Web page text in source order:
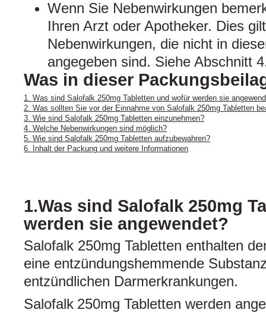
Wenn Sie Nebenwirkungen
Ihren Arzt oder Apotheker. Dies
Nebenwirkungen, die nicht in
angegeben sind. Siehe Abschnitt
Was in dieser
1. Was sind Salofalk 250mg Tabletten und wofür werden sie
2. Was sollten Sie vor der Einnahme von Salofalk 250mg Tabletten
3. Wie sind Salofalk 250mg Tabletten einzunehmen?
4. Welche Nebenwirkungen sind möglich?
5. Wie sind Salofalk 250mg Tabletten aufzubewahren?
6. Inhalt der Packung und weitere Informationen
1.Was sind Salofalk 250mg
werden sie angewendet?
Salofalk 250mg Tabletten enthalten
eine entzündungshemmende
entzündlichen Darmerkrankungen.
Salofalk 250mg Tabletten werden